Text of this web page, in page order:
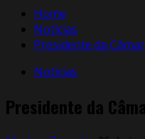
Home
Notícias
Presidente da
Notícias
Presidente da